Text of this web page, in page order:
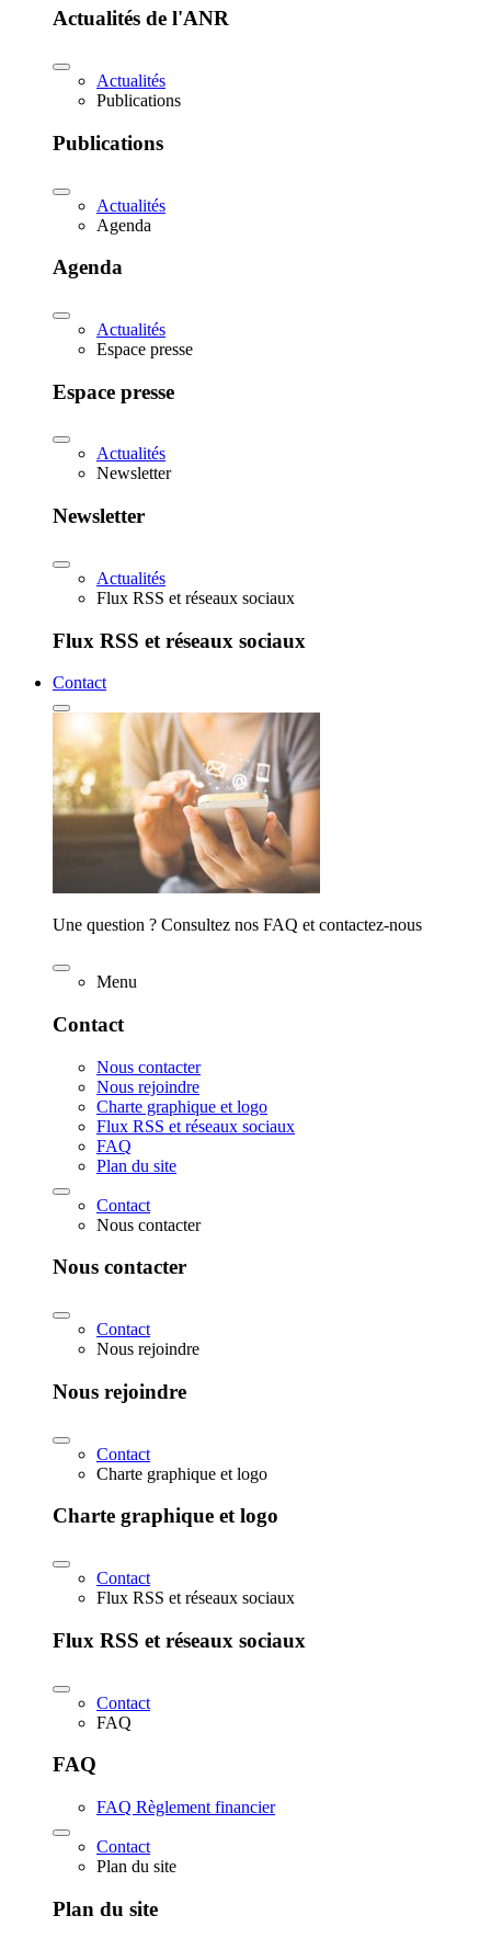
Actualités de l'ANR
Actualités
Publications
Publications
Actualités
Agenda
Agenda
Actualités
Espace presse
Espace presse
Actualités
Newsletter
Newsletter
Actualités
Flux RSS et réseaux sociaux
Flux RSS et réseaux sociaux
Contact
Une question ? Consultez nos FAQ et contactez-nous
Menu
Contact
Nous contacter
Nous rejoindre
Charte graphique et logo
Flux RSS et réseaux sociaux
FAQ
Plan du site
Contact
Nous contacter
Nous contacter
Contact
Nous rejoindre
Nous rejoindre
Contact
Charte graphique et logo
Charte graphique et logo
Contact
Flux RSS et réseaux sociaux
Flux RSS et réseaux sociaux
Contact
FAQ
FAQ
FAQ Règlement financier
Contact
Plan du site
Plan du site